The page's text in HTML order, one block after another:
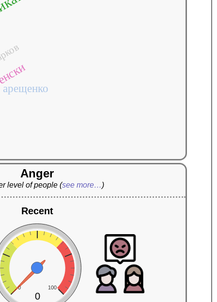
арещенко
Anger
level of people(see more…)
Recent
0 100
0